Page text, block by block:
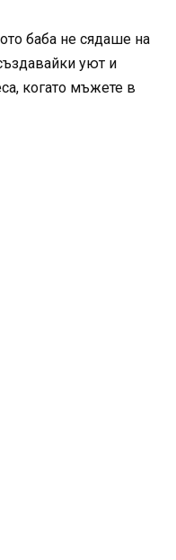
баба не сядаше на
уют и
когато мъжете в